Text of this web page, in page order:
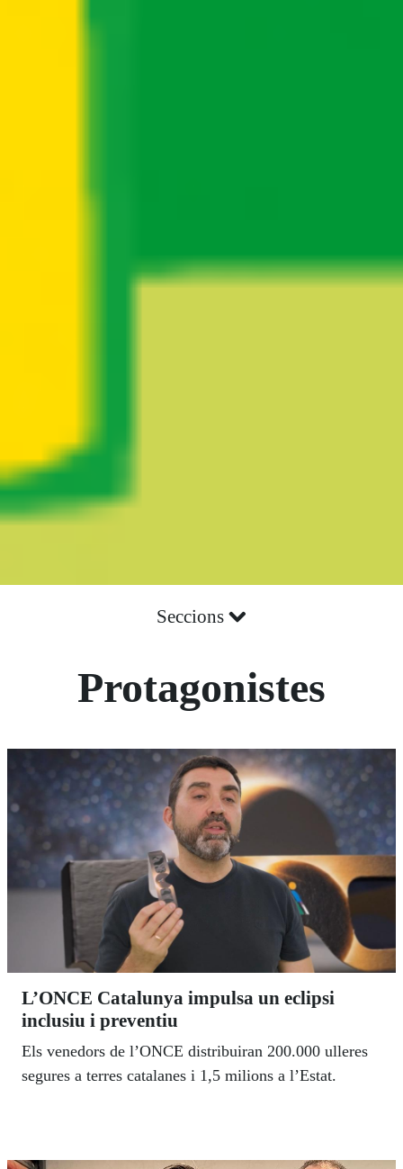
Seccions
Protagonistes
L’ONCE Catalunya impulsa un eclipsi
inclusiu i preventiu
Els venedors de l’ONCE distribuiran 200.000 ulleres
segures a terres catalanes i 1,5 milions a l’Estat.